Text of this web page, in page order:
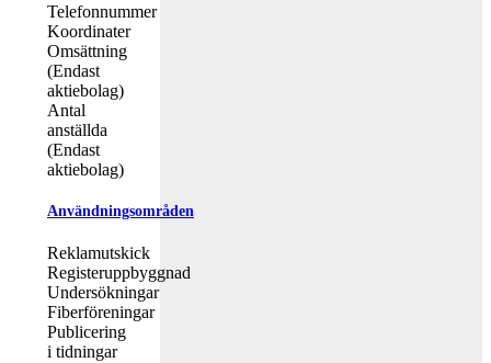
Telefonnummer
Koordinater
Omsättning
(Endast
aktiebolag)
Antal
anställda
(Endast
aktiebolag)
Användningsområden
Reklamutskick
Registeruppbyggnad
Undersökningar
Fiberföreningar
Publicering
i tidningar